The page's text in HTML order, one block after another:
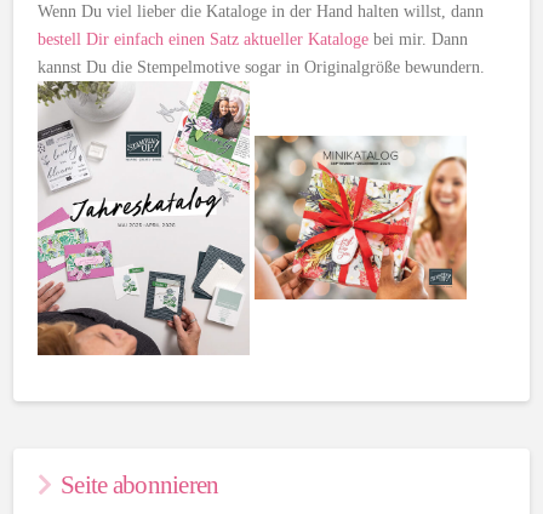
Wenn Du viel lieber die Kataloge in der Hand halten willst, dann
bestell Dir einfach einen Satz aktueller Kataloge bei mir. Dann
kannst Du die Stempelmotive sogar in Originalgröße bewundern.
Seite abonnieren